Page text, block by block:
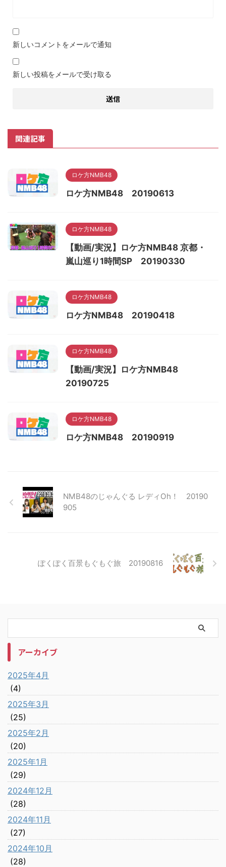
新しいコメントをメールで通知
新しい投稿をメールで受け取る
関連記事
ロケ方NMB48
ロケ方NMB48 20190613
ロケ方NMB48
【動画/実況】ロケ方NMB48 京都・
嵐山巡り1時間SP 20190330
ロケ方NMB48
ロケ方NMB48 20190418
ロケ方NMB48
【動画/実況】ロケ方NMB48
20190725
ロケ方NMB48
ロケ方NMB48 20190919
NMB48のじゃんぐる レディOh！ 20190
905
ぽくぽく百景もぐもぐ旅 20190816
アーカイブ
2025年4月
(4)
2025年3月
(25)
2025年2月
(20)
2025年1月
(29)
2024年12月
(28)
2024年11月
(27)
2024年10月
(28)